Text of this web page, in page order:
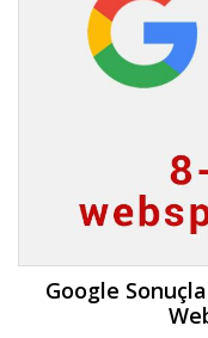
Google